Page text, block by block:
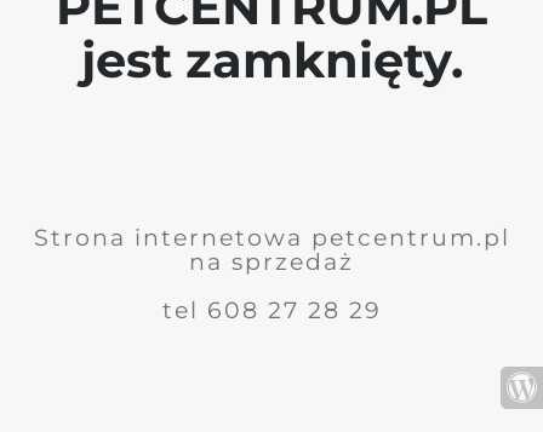
jest zamknięty.
Strona internetowa petcentrum.pl
na sprzedaż
tel 608 27 28 29